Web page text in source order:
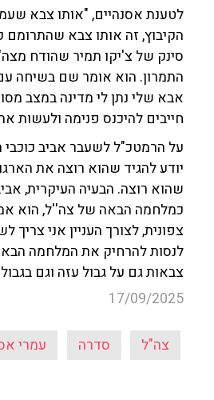
לטענת אסנהיים, "אותו צבא
הקיבוץ, זה אותו צבא שהתרומם
סינק של צ'יקו תמיר שהודח
התמרון. הוא אומר שם בשיחה
אבא שלי נתן לי מדינה במצב
חייבים להיכנס פנימה ולעשות
על הרמטכ"ל לשעבר אביב כוכבי
יודע להגיד שהוא רוצה את
שהוא רוצה. הבעיה העיקרית,
כמלחמה הבאה של צה''ל, הוא
צפונית, לצורך העניין אני
לנסות להרחיק את המלחמה
צבאות גם על גבול עזה וגם
17/09/2025
צה"ל סדרה עמרי